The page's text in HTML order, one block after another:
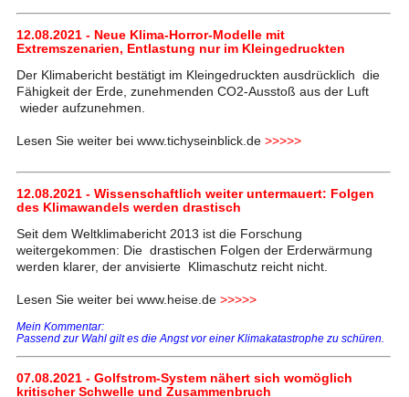
12.08.2021 - Neue Klima-Horror-Modelle mit
Extremszenarien, Entlastung nur im Kleingedruckten
Der Klimabericht bestätigt im Kleingedruckten ausdrücklich die
Fähigkeit der Erde, zunehmenden CO2-Ausstoß aus der Luft
wieder aufzunehmen.
Lesen Sie weiter bei www.tichyseinblick.de >>>>>
12.08.2021 - Wissenschaftlich weiter untermauert: Folgen
des Klimawandels werden drastisch
Seit dem Weltklimabericht 2013 ist die Forschung
weitergekommen: Die drastischen Folgen der Erderwärmung
werden klarer, der anvisierte Klimaschutz reicht nicht.
Lesen Sie weiter bei www.heise.de >>>>>
Mein Kommentar:
Passend zur Wahl gilt es die Angst vor einer Klimakatastrophe zu schüren.
07.08.2021 - Golfstrom-System nähert sich womöglich
kritischer Schwelle und Zusammenbruch